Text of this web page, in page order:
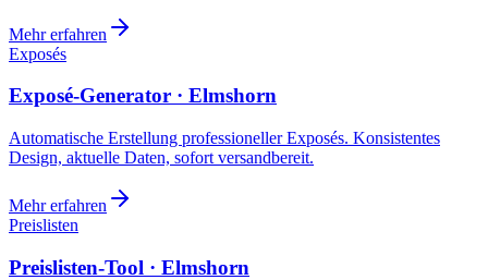
Mehr erfahren
Exposés
Exposé-Generator · Elmshorn
Automatische Erstellung professioneller Exposés. Konsistentes
Design, aktuelle Daten, sofort versandbereit.
Mehr erfahren
Preislisten
Preislisten-Tool · Elmshorn